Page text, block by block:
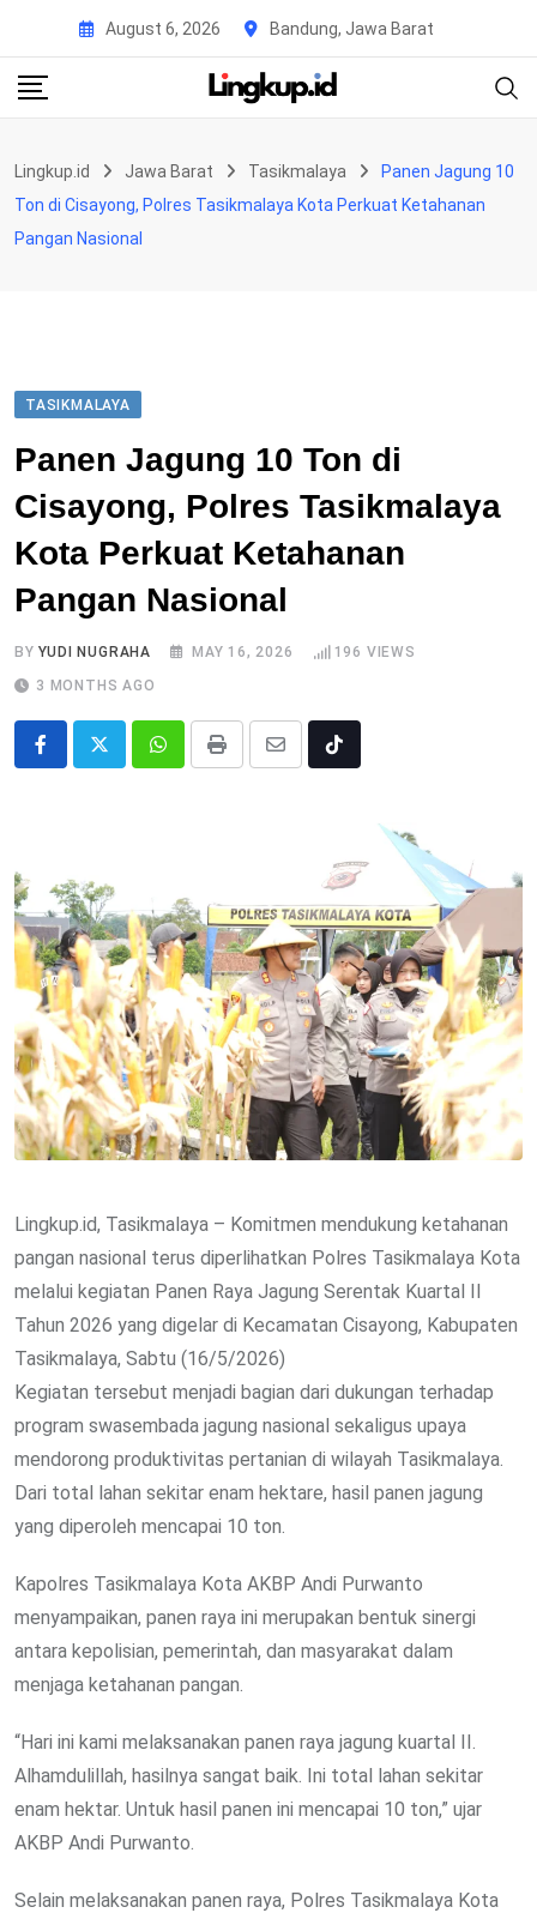
content
August 6, 2026 Bandung, Jawa Barat
Lingkup.id Jawa Barat Tasikmalaya
Panen Jagung 10
Ton di Cisayong, Polres Tasikmalaya Kota Perkuat Ketahanan
Pangan Nasional
TASIKMALAYA
Panen Jagung 10 Ton di
Cisayong, Polres Tasikmalaya
Kota Perkuat Ketahanan
Pangan Nasional
BYYUDI NUGRAHA MAY 16, 2026 196 VIEWS
3 MONTHS AGO
Whatsapp
Print
Share
Tiktok
Lingkup.id, Tasikmalaya – Komitmen mendukung ketahanan
pangan nasional terus diperlihatkan Polres Tasikmalaya Kota
melalui kegiatan Panen Raya Jagung Serentak Kuartal II
Tahun 2026 yang digelar di Kecamatan Cisayong, Kabupaten
Tasikmalaya, Sabtu (16/5/2026)
Kegiatan tersebut menjadi bagian dari dukungan terhadap
program swasembada jagung nasional sekaligus upaya
mendorong produktivitas pertanian di wilayah Tasikmalaya.
Dari total lahan sekitar enam hektare, hasil panen jagung
yang diperoleh mencapai 10 ton.
Kapolres Tasikmalaya Kota AKBP Andi Purwanto
menyampaikan, panen raya ini merupakan bentuk sinergi
antara kepolisian, pemerintah, dan masyarakat dalam
menjaga ketahanan pangan.
“Hari ini kami melaksanakan panen raya jagung kuartal II.
Alhamdulillah, hasilnya sangat baik. Ini total lahan sekitar
enam hektar. Untuk hasil panen ini mencapai 10 ton,” ujar
AKBP Andi Purwanto.
Selain melaksanakan panen raya, Polres Tasikmalaya Kota